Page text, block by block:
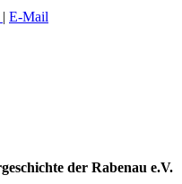
| E-Mail
der Rabenau e.V.